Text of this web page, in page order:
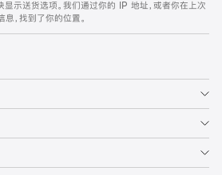
显示送货选项。我们通过你的 IP 地址，或者你在上次
，找到了你的位置。